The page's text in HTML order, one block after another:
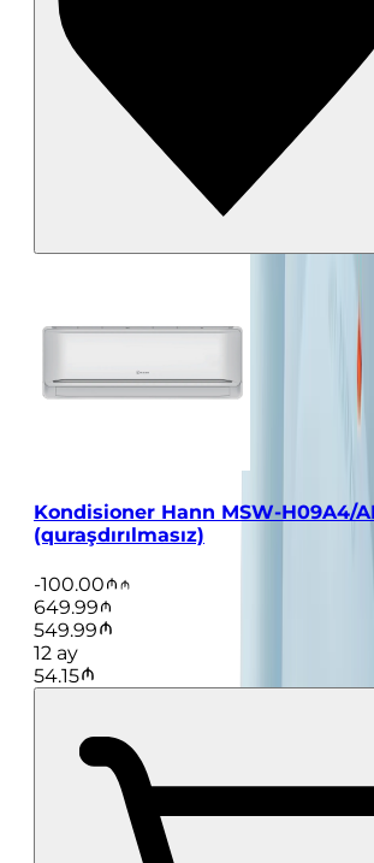
Kondisioner Hann MSW-H09A4/
(quraşdırılmasız)
-100.00
649.99
549.99
12 ay
54.15